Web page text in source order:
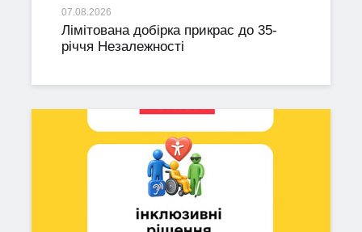
07.08.2026
Лімітована добірка прикрас до 35-
річчя Незалежності